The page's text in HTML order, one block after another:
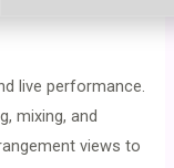
live performance.
mixing, and
views to